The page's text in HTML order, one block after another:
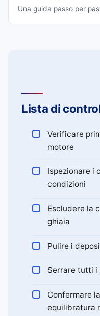
Una guida passo per
Lista di
Verificare
motore
Ispezionare i
condizioni
Escludere la
ghiaia
Pulire i
Serrare tutti i
Confermare
equilibratura